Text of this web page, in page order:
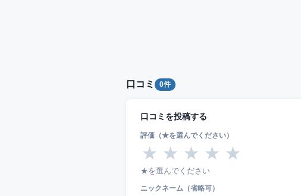
口コミ 0件
口コミを投稿する
評価（★を選んでください）
★ ★ ★ ★ ★
★を選んでください
ニックネーム（省略可）